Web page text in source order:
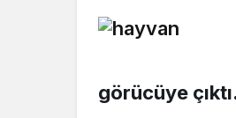
görücüye